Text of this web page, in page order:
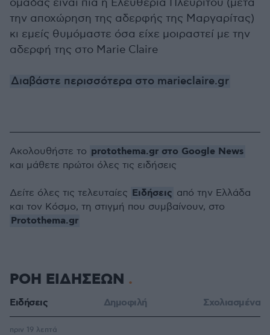
ομάδας είναι πια η Ελευθερία Πλευρίτου (μετά
την αποχώρηση της αδερφής της Μαργαρίτας)
κι εμείς θυμόμαστε όσα είχε μοιραστεί με την
αδερφή της στο Marie Claire
Διαβάστε περισσότερα στο marieclaire.gr
Ακολουθήστε το protothema.gr στο Google News
και μάθετε πρώτοι όλες τις ειδήσεις
Δείτε όλες τις τελευταίες Ειδήσεις από την Ελλάδα
και τον Κόσμο, τη στιγμή που συμβαίνουν, στο
Protothema.gr
ΡΟΗ ΕΙΔΗΣΕΩΝ
Ειδήσεις Δημοφιλή Σχολιασμένα
πριν 19 λεπτά